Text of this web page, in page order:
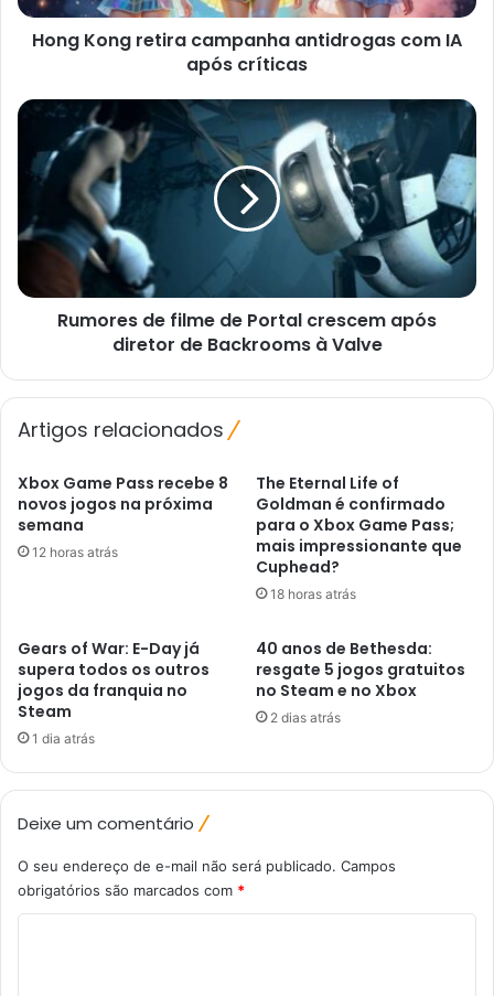
críticas
Hong Kong retira campanha antidrogas com IA
após críticas
Rumores
filme
crescem
após
de
BackroomsRumores de filme de Portal crescem após
diretor de Backrooms à Valve
Artigos relacionados
Xbox Game Pass recebe 8
novos jogos na próxima
semana
12 horas atrás
The Eternal Life of
Goldman é confirmado
para o Xbox Game Pass;
mais impressionante que
Cuphead?
18 horas atrás
Gears of War: E-Day já
supera todos os outros
jogos da franquia no
Steam
1 dia atrás
40 anos de Bethesda:
resgate 5 jogos gratuitos
no Steam e no Xbox
2 dias atrás
Deixe um comentário
O seu endereço de e-mail não será publicado. Campos
obrigatórios são marcados com *